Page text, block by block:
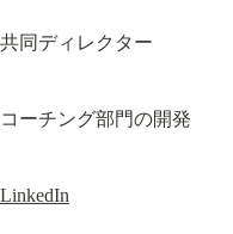
共同ディレクター
コーチング部門の開発
LinkedIn